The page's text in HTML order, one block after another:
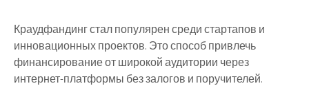
Краудфандинг стал популярен среди стартапов и
инновационных проектов. Это способ привлечь
финансирование от широкой аудитории через
интернет-платформы без залогов и поручителей.